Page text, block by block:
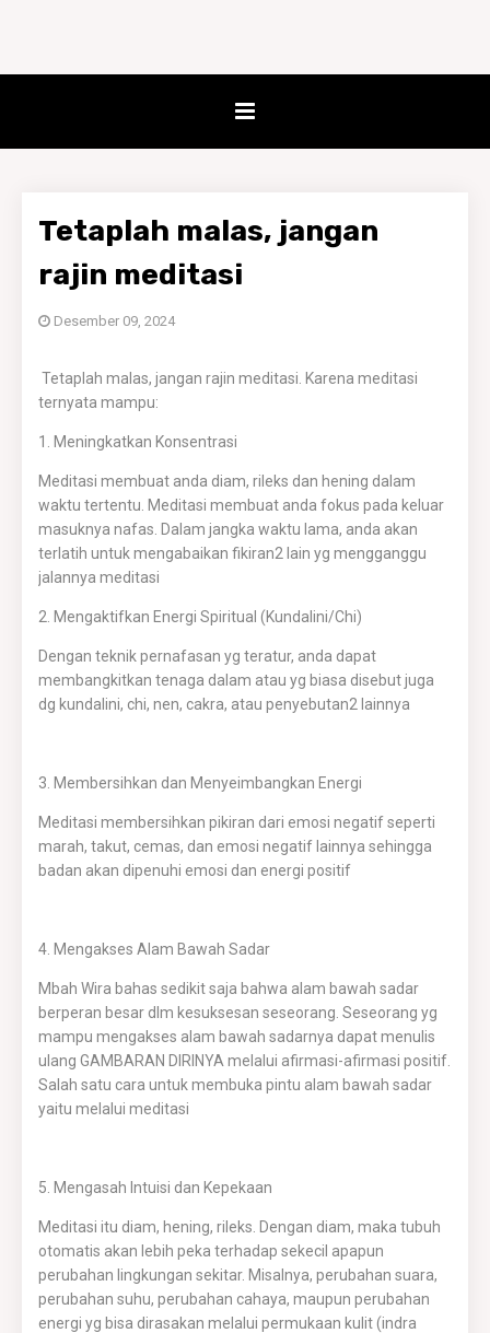
Tetaplah malas, jangan
rajin meditasi
Desember 09, 2024
Tetaplah malas, jangan rajin meditasi. Karena meditasi
ternyata mampu:
1. Meningkatkan Konsentrasi
Meditasi membuat anda diam, rileks dan hening dalam
waktu tertentu. Meditasi membuat anda fokus pada keluar
masuknya nafas. Dalam jangka waktu lama, anda akan
terlatih untuk mengabaikan fikiran2 lain yg mengganggu
jalannya meditasi
2. Mengaktifkan Energi Spiritual (Kundalini/Chi)
Dengan teknik pernafasan yg teratur, anda dapat
membangkitkan tenaga dalam atau yg biasa disebut juga
dg kundalini, chi, nen, cakra, atau penyebutan2 lainnya
3. Membersihkan dan Menyeimbangkan Energi
Meditasi membersihkan pikiran dari emosi negatif seperti
marah, takut, cemas, dan emosi negatif lainnya sehingga
badan akan dipenuhi emosi dan energi positif
4. Mengakses Alam Bawah Sadar
Mbah Wira bahas sedikit saja bahwa alam bawah sadar
berperan besar dlm kesuksesan seseorang. Seseorang yg
mampu mengakses alam bawah sadarnya dapat menulis
ulang GAMBARAN DIRINYA melalui afirmasi-afirmasi positif.
Salah satu cara untuk membuka pintu alam bawah sadar
yaitu melalui meditasi
5. Mengasah Intuisi dan Kepekaan
Meditasi itu diam, hening, rileks. Dengan diam, maka tubuh
otomatis akan lebih peka terhadap sekecil apapun
perubahan lingkungan sekitar. Misalnya, perubahan suara,
perubahan suhu, perubahan cahaya, maupun perubahan
energi yg bisa dirasakan melalui permukaan kulit (indra